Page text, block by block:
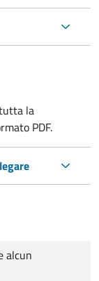
la
PDF.
alcun